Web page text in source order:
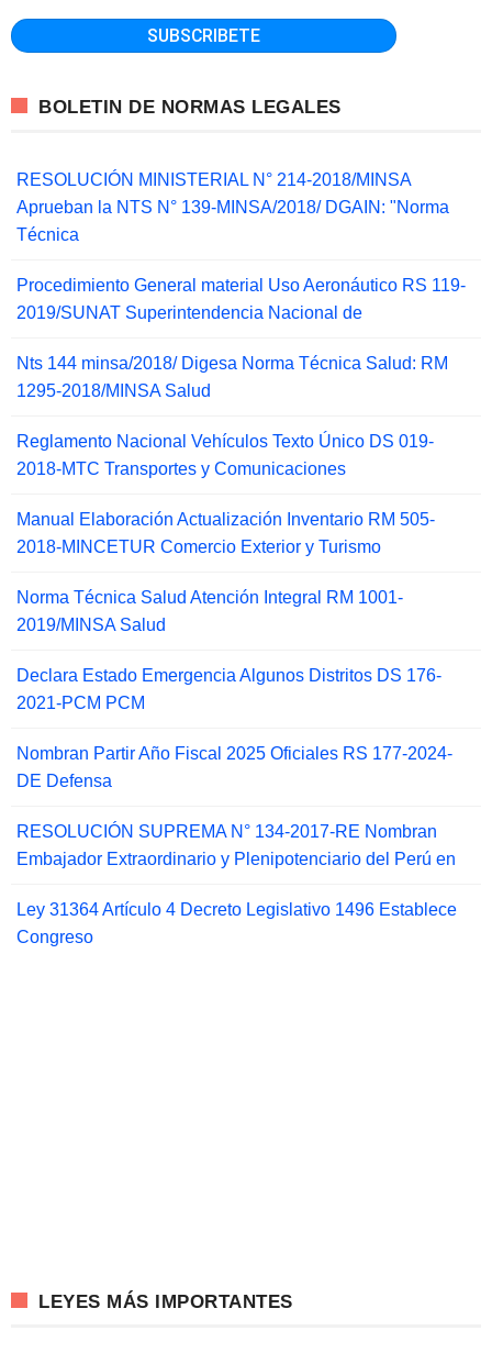
BOLETIN DE NORMAS LEGALES
RESOLUCIÓN MINISTERIAL N° 214-2018/MINSA
Aprueban la NTS N° 139-MINSA/2018/ DGAIN: "Norma
Técnica
Procedimiento General material Uso Aeronáutico RS 119-
2019/SUNAT Superintendencia Nacional de
Nts 144 minsa/2018/ Digesa Norma Técnica Salud: RM
1295-2018/MINSA Salud
Reglamento Nacional Vehículos Texto Único DS 019-
2018-MTC Transportes y Comunicaciones
Manual Elaboración Actualización Inventario RM 505-
2018-MINCETUR Comercio Exterior y Turismo
Norma Técnica Salud Atención Integral RM 1001-
2019/MINSA Salud
Declara Estado Emergencia Algunos Distritos DS 176-
2021-PCM PCM
Nombran Partir Año Fiscal 2025 Oficiales RS 177-2024-
DE Defensa
RESOLUCIÓN SUPREMA N° 134-2017-RE Nombran
Embajador Extraordinario y Plenipotenciario del Perú en
Ley 31364 Artículo 4 Decreto Legislativo 1496 Establece
Congreso
LEYES MÁS IMPORTANTES